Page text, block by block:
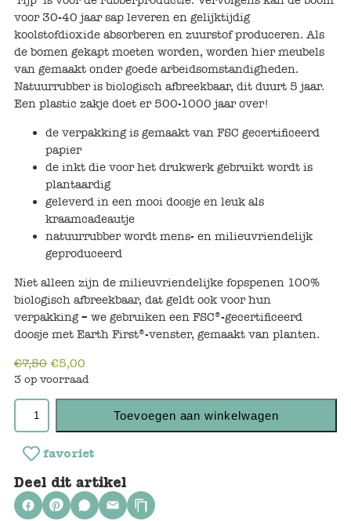
Kleding
Verkleedkleren
Petten & Zonnebrillen
Sieraden en accessoires
Merken
Blockwallah
Green Toys
Djeco
Jabadabado
Koh-I-Noor
voor 30-40 jaar sap leveren en gelijktijdig
koolstofdioxide absorberen en zuurstof produceren. Als
de bomen gekapt moeten worden, worden hier meubels
van gemaakt onder goede arbeidsomstandigheden.
Natuurrubber is biologisch afbreekbaar, dit duurt 5 jaar.
Een plastic zakje doet er 500-1000 jaar over!
de verpakking is gemaakt van FSC gecertificeerd
papier
de inkt die voor het drukwerk gebruikt wordt is
plantaardig
geleverd in een mooi doosje en leuk als
kraamcadeautje
natuurrubber wordt mens- en milieuvriendelijk
geproduceerd
Niet alleen zijn de milieuvriendelijke fopspenen 100%
biologisch afbreekbaar, dat geldt ook voor hun
verpakking – we gebruiken een FSC®-gecertificeerd
doosje met Earth First®-venster, gemaakt van planten.
€7,50 €5,00
3 op voorraad
Toevoegen aan winkelwagen
favoriet
Deel dit artikel